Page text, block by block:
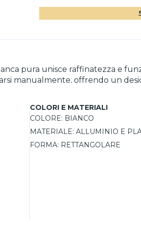
pura unisce raffinatezza e
manualmente, offrendo un
e durata, mentre i
per ambienti interni come
soluzione estetica e
COLORI E MATERIALI
COLORE: BIANCO
MATERIALE: ALLUMINIO E
FORMA: RETTANGOLARE